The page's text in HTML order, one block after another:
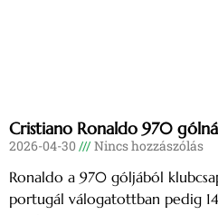
Cristiano Ronaldo 970
2026-04-30 Nincs hozzászólás
Ronaldo a 970 góljából
portugál válogatottban pedig